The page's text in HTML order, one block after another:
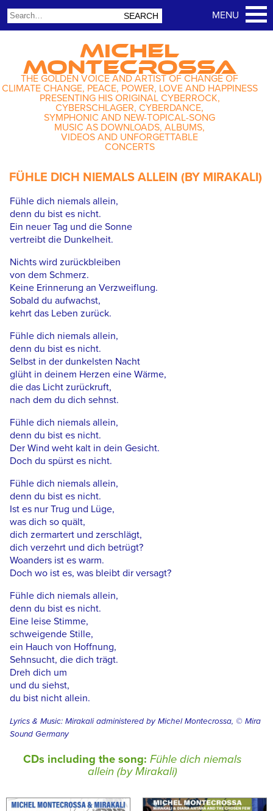
MICHEL
MONTECROSSA
THE GOLDEN VOICE AND ARTIST OF CHANGE OF
CLIMATE CHANGE, PEACE, POWER, LOVE AND HAPPINESS
PRESENTING HIS ORIGINAL CYBERROCK,
CYBERSCHLAGER, CYBERDANCE,
SYMPHONIC AND NEW-TOPICAL-SONG
MUSIC AS DOWNLOADS, ALBUMS,
VIDEOS AND UNFORGETTABLE
CONCERTS
FÜHLE DICH NIEMALS ALLEIN (BY MIRAKALI)
Fühle dich niemals allein,
denn du bist es nicht.
Ein neuer Tag und die Sonne
vertreibt die Dunkelheit.
Nichts wird zurückbleiben
von dem Schmerz.
Keine Erinnerung an Verzweiflung.
Sobald du aufwachst,
kehrt das Leben zurück.
Fühle dich niemals allein,
denn du bist es nicht.
Selbst in der dunkelsten Nacht
glüht in deinem Herzen eine Wärme,
die das Licht zurückruft,
nach dem du dich sehnst.
Fühle dich niemals allein,
denn du bist es nicht.
Der Wind weht kalt in dein Gesicht.
Doch du spürst es nicht.
Fühle dich niemals allein,
denn du bist es nicht.
Ist es nur Trug und Lüge,
was dich so quält,
dich zermartert und zerschlägt,
dich verzehrt und dich betrügt?
Woanders ist es warm.
Doch wo ist es, was bleibt dir versagt?
Fühle dich niemals allein,
denn du bist es nicht.
Eine leise Stimme,
schweigende Stille,
ein Hauch von Hoffnung,
Sehnsucht, die dich trägt.
Dreh dich um
und du siehst,
du bist nicht allein.
Lyrics & Music: Mirakali administered by Michel Montecrossa, © Mira
Sound Germany
CDs including the song: Fühle dich niemals
allein (by Mirakali)